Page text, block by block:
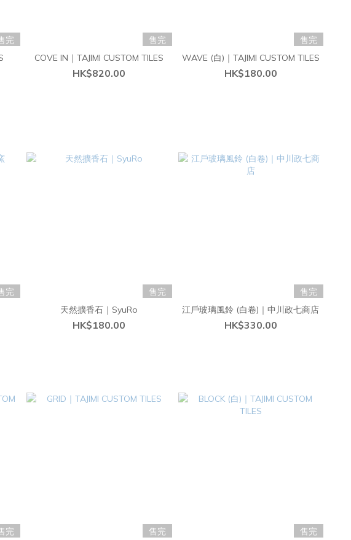
完
售完
COVE IN｜TAJIMI CUSTOM TILES
HK$820.00
售完
WAVE (白)｜TAJIMI CUSTOM TILES
HK$180.00
完
售完
天然擴香石｜SyuRo
HK$180.00
售完
江戶玻璃風鈴 (白卷)｜中川政七商店
HK$330.00
完
售完
售完